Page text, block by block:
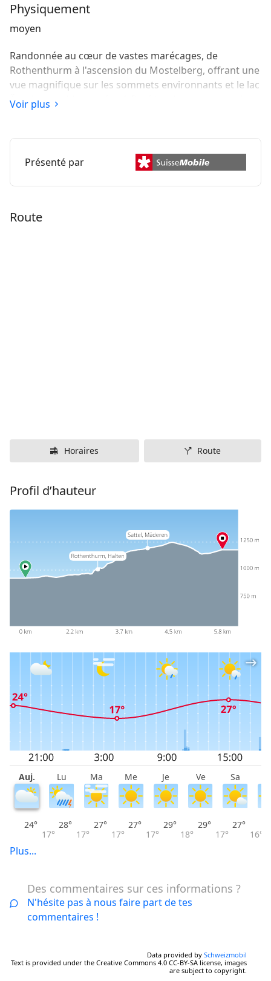
Physiquement
moyen
Randonnée au cœur de vastes marécages, de
Rothenthurm à l'ascension du Mostelberg, offrant une
vue magnifique sur les sommets environnants et le lac
Ägerisee au bleu profond. Profitez du paysage et des
sensations fortes sur le pont suspendu de 374 m de
Voir plus
Présenté par
Route
Horaires Route
Profil d’hauteur
Auj. Lu Ma Me Je Ve Sa
24°
17°
28°
17°
27°
17°
27°
17°
29°
18°
29°
17°
27°
16°
Plus...
Des commentaires sur ces informations ?
N'hésite pas à nous faire part de tes
commentaires !
Data provided by Schweizmobil
Text is provided under the Creative Commons 4.0 CC-BY-SA license, images
are subject to copyright.